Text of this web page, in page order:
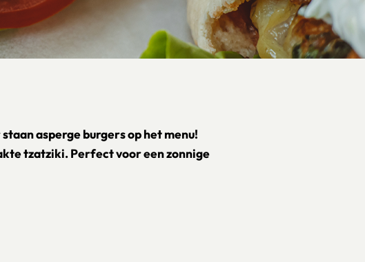
asperge burgers op het menu!
tzatziki. Perfect voor een zonnige